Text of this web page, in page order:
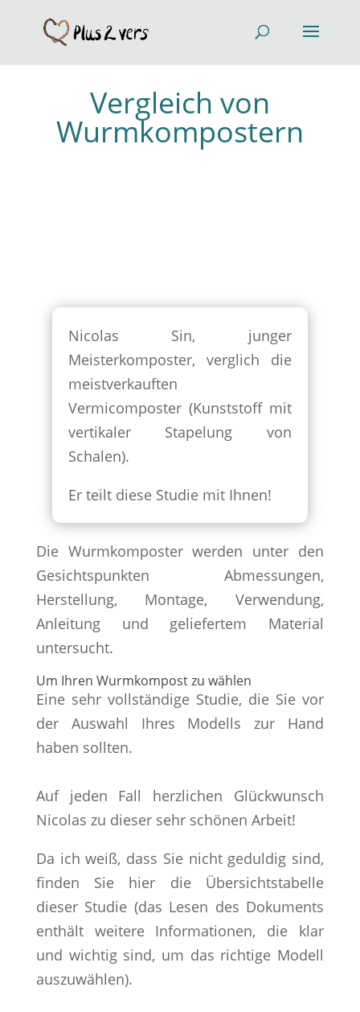
Vergleich von
Wurmkompostern
Nicolas Sin, junger
Meisterkomposter, verglich die
meistverkauften
Vermicomposter (Kunststoff mit
vertikaler Stapelung von
Schalen).
Er teilt diese Studie mit Ihnen!
Die Wurmkomposter werden unter den
Gesichtspunkten Abmessungen,
Herstellung, Montage, Verwendung,
Anleitung und geliefertem Material
untersucht.
Um Ihren Wurmkompost zu wählen
Eine sehr vollständige Studie, die Sie vor
der Auswahl Ihres Modells zur Hand
haben sollten.
Auf jeden Fall herzlichen Glückwunsch
Nicolas zu dieser sehr schönen Arbeit!
Da ich weiß, dass Sie nicht geduldig sind,
finden Sie hier die Übersichtstabelle
dieser Studie (das Lesen des Dokuments
enthält weitere Informationen, die klar
und wichtig sind, um das richtige Modell
auszuwählen).